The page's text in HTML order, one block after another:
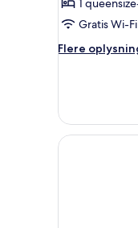
1
Gratis Wi-Fi
Flere
Flere
3
personer